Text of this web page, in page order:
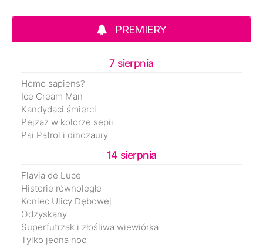
PREMIERY
7 sierpnia
Homo sapiens?
Ice Cream Man
Kandydaci śmierci
Pejzaż w kolorze sepii
Psi Patrol i dinozaury
14 sierpnia
Flavia de Luce
Historie równoległe
Koniec Ulicy Dębowej
Odzyskany
Superfutrzak i złośliwa wiewiórka
Tylko jedna noc